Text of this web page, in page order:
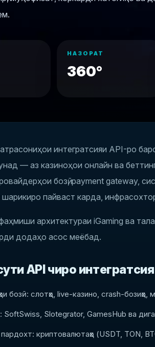
НАЗОРАТ
360°
интегратсияи API-ро
— аз казиноҳои онлайн ва
бозӣ, payment gateway,
пайваст карда,
архитектураи iGaming ва
додаҳо асос меёбад.
API чиро
бозӣ: слотҳо, live-казино, crash-бозиҳо,
SoftSwiss, Slotegrator, GamesHub ва
криптовалютаҳо (USDT, TON,